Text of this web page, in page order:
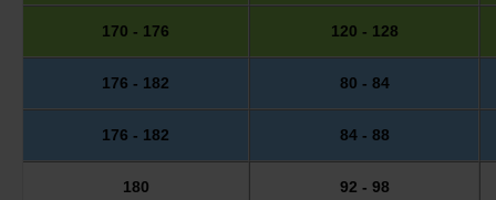
170 - 176 120 - 128
176 - 182 80 - 84
176 - 182 84 - 88
180 92 - 98